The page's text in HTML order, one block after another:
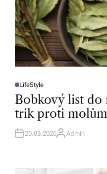
P
O
E
D
N
LifeStyle
Bobkový list do
trik proti
20.03.2026A
Admin